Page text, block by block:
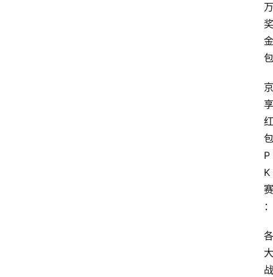
万
奖
金
包
京
享
红
包
P
K
赛
：
各
大
战